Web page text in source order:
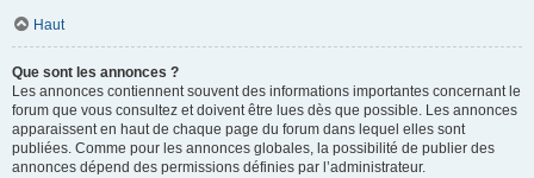
Haut
Que sont les annonces ?
Les annonces contiennent souvent des informations importantes concernant le
forum que vous consultez et doivent être lues dès que possible. Les annonces
apparaissent en haut de chaque page du forum dans lequel elles sont
publiées. Comme pour les annonces globales, la possibilité de publier des
annonces dépend des permissions définies par l’administrateur.